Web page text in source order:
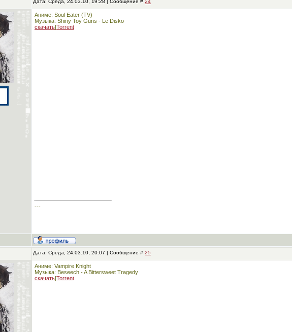
Дата: Среда, 24.03.10, 19:28 | Сообщение # 24
Аниме: Soul Eater (TV)
Музыка: Shiny Toy Guns - Le Disko
скачать|Torrent
---
Дата: Среда, 24.03.10, 20:07 | Сообщение # 25
Аниме: Vampire Knight
Музыка: Beseech - A Bittersweet Tragedy
скачать|Torrent